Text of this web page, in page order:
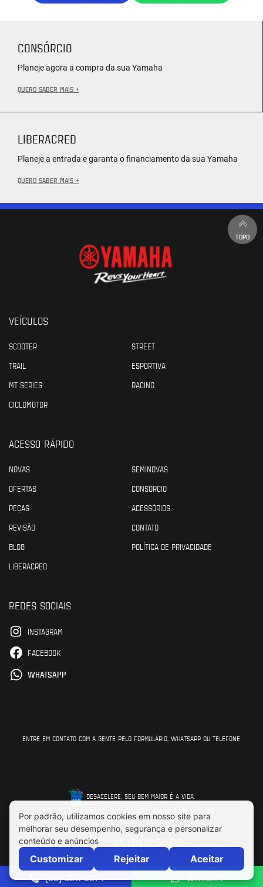
CONSÓRCIO
Planeje agora a compra da sua Yamaha
QUERO SABER MAIS +
LIBERACRED
Planeje a entrada e garanta o financiamento da sua Yamaha
QUERO SABER MAIS +
TOPO
VEÍCULOS
SCOOTER
STREET
TRAIL
ESPORTIVA
MT SERIES
RACING
CICLOMOTOR
ACESSO RÁPIDO
NOVAS
SEMINOVAS
OFERTAS
CONSÓRCIO
PEÇAS
ACESSÓRIOS
REVISÃO
CONTATO
BLOG
POLÍTICA DE PRIVACIDADE
LIBERACRED
REDES SOCIAIS
INSTAGRAM
FACEBOOK
WHATSAPP
ENTRE EM CONTATO COM A GENTE PELO FORMULÁRIO, WHATSAPP OU TELEFONE.
DESACELERE, SEU BEM MAIOR É A VIDA.
Feito por:
(68) 3211-6074 WHATSAPP